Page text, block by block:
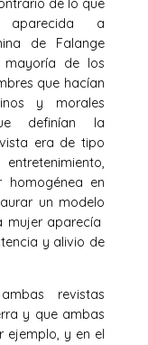
de lo que
aparecida a
de Falange
mayoría de los
que hacían
y morales
definían la
era de tipo
homogénea en
un modelo
mujer aparecía
y alivio de
revistas
y que ambas
ejemplo, y en el